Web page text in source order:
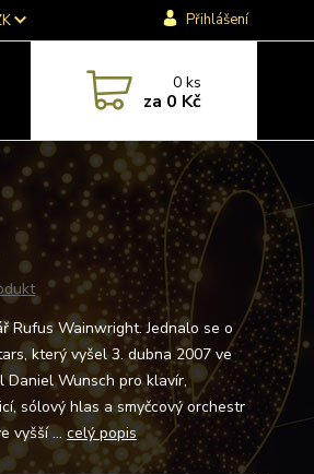
Přihlášení
0ks
za 0 Kč
Rufus Wainwright. Jednalo se o
který vyšel 3. dubna 2007 ve
Daniel Wunsch pro klavír,
sólový hlas a smyčcový orchestr
vyšší ... celý popis